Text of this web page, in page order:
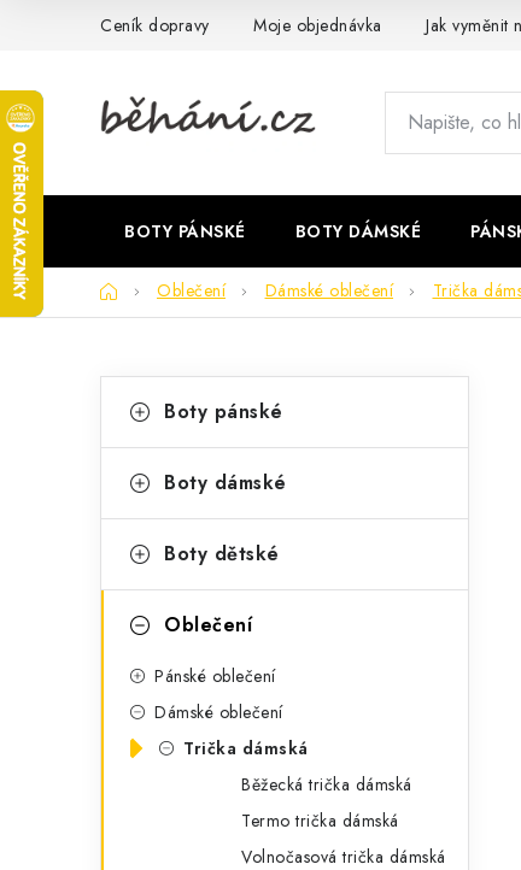
Ceník dopravy Moje objednávka Jak vyměnit
BOTY PÁNSKÉ BOTY DÁMSKÉ
DomůOblečení Dámské oblečení Trička
o
t
r
kategorie
a
e
o
Boty pánské
Boty dámské
Boty dětské
Oblečení
Pánské oblečení
Dámské oblečení
Trička dámská
Běžecká trička dámská
Termo trička dámská
Volnočasová trička dámská